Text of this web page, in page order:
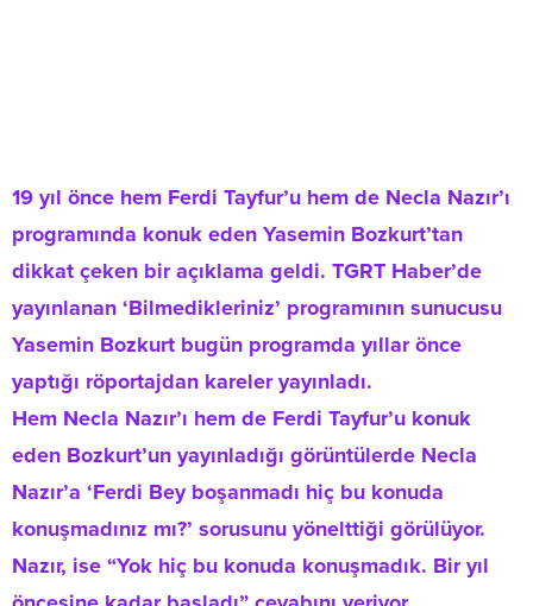
19 yıl önce hem Ferdi Tayfur’u hem de Necla Nazır’ı
programında konuk eden Yasemin Bozkurt’tan
dikkat çeken bir açıklama geldi. TGRT Haber’de
yayınlanan ‘Bilmedikleriniz’ programının sunucusu
Yasemin Bozkurt bugün programda yıllar önce
yaptığı röportajdan kareler yayınladı.
Hem Necla Nazır’ı hem de Ferdi Tayfur’u konuk
eden Bozkurt’un yayınladığı görüntülerde Necla
Nazır’a ‘Ferdi Bey boşanmadı hiç bu konuda
konuşmadınız mı?’ sorusunu yönelttiği görülüyor.
Nazır, ise “Yok hiç bu konuda konuşmadık. Bir yıl